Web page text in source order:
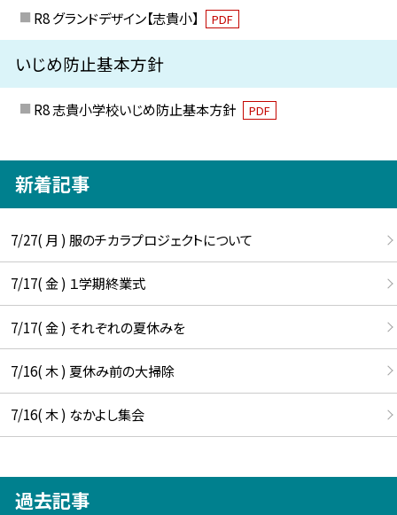
R8 グランドデザイン【志貴小】 PDF
いじめ防止基本方針
R8 志貴小学校いじめ防止基本方針 PDF
新着記事
7/27( 月 ) 服のチカラプロジェクトについて
7/17( 金 ) １学期終業式
7/17( 金 ) それぞれの夏休みを
7/16( 木 ) 夏休み前の大掃除
7/16( 木 ) なかよし集会
過去記事